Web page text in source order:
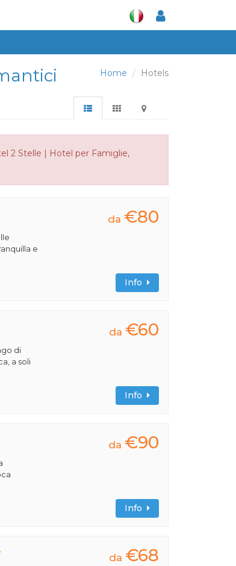
Home Hotels
2 Stelle | Hotel per Famiglie,
e
da €80
Info
di
a soli
da €60
Info
da €90
Info
da €68